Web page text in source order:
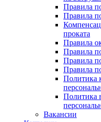
Правила
Правила
проката
Правила
Правила
Правила
Правила
Политика
Политика
Вакансии